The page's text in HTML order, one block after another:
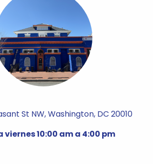
St NW, Washington, DC 20010
viernes 10:00 am a 4:00 pm